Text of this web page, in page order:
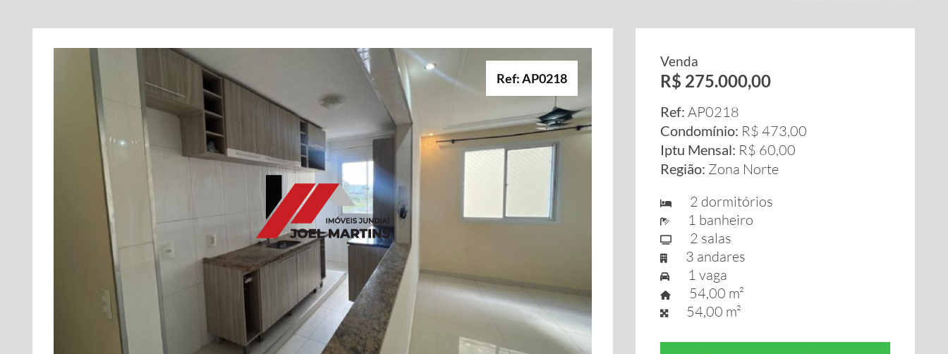
Ref: AP0218
Venda
R$ 275.000,00
Ref: AP0218
Condomínio: R$ 473,00
Iptu Mensal: R$ 60,00
Região: Zona Norte
2 dormitórios
1 banheiro
2 salas
3 andares
1 vaga
54,00 m²
54,00 m²